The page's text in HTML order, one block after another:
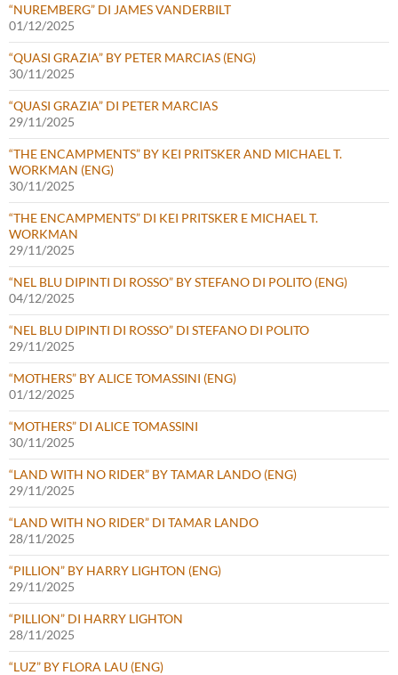
“NUREMBERG” DI JAMES VANDERBILT
01/12/2025
“QUASI GRAZIA” BY PETER MARCIAS (ENG)
30/11/2025
“QUASI GRAZIA” DI PETER MARCIAS
29/11/2025
“THE ENCAMPMENTS” BY KEI PRITSKER AND MICHAEL T.
WORKMAN (ENG)
30/11/2025
“THE ENCAMPMENTS” DI KEI PRITSKER E MICHAEL T.
WORKMAN
29/11/2025
“NEL BLU DIPINTI DI ROSSO” BY STEFANO DI POLITO (ENG)
04/12/2025
“NEL BLU DIPINTI DI ROSSO” DI STEFANO DI POLITO
29/11/2025
“MOTHERS” BY ALICE TOMASSINI (ENG)
01/12/2025
“MOTHERS” DI ALICE TOMASSINI
30/11/2025
“LAND WITH NO RIDER” BY TAMAR LANDO (ENG)
29/11/2025
“LAND WITH NO RIDER” DI TAMAR LANDO
28/11/2025
“PILLION” BY HARRY LIGHTON (ENG)
29/11/2025
“PILLION” DI HARRY LIGHTON
28/11/2025
“LUZ” BY FLORA LAU (ENG)